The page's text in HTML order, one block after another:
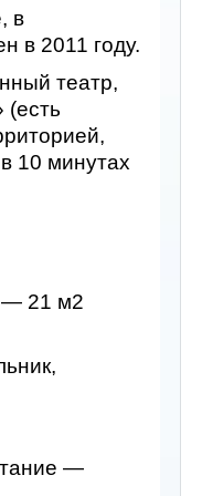
в
в 2011 году.
театр,
(есть
10 минутах
— 21 м2
—